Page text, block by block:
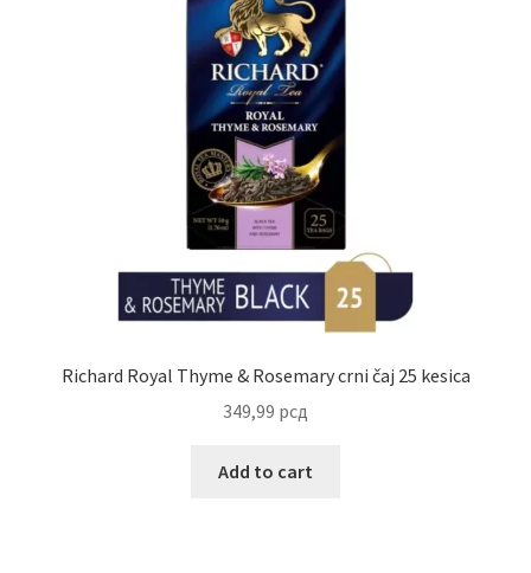
Richard Royal Thyme & Rosemary crni čaj 25 kesica
349,99 рсд
Add to cart